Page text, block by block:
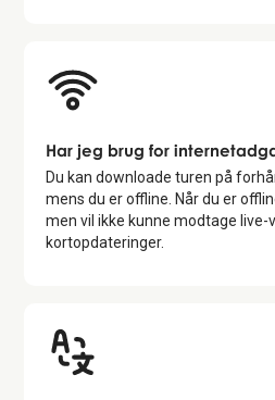
Har jeg brug for
Du kan downloade turen på
mens du er offline. Når du er
men vil ikke kunne modtage live-
kortopdateringer.